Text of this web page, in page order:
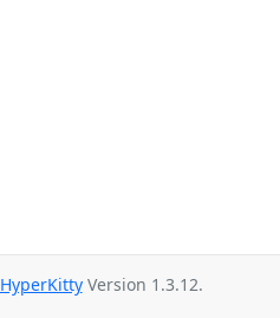
HyperKittyVersion 1.3.12.